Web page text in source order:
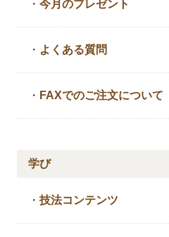
・今月のプレゼント
・ よくある質問
・ FAXでのご注文について
学び
・技法コンテンツ